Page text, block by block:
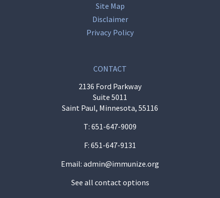
Site Map
Disclaimer
Privacy Policy
CONTACT
2136 Ford Parkway
Suite 5011
Saint Paul, Minnesota, 55116
T: 651-647-9009
F: 651-647-9131
Email: admin@immunize.org
See all contact options